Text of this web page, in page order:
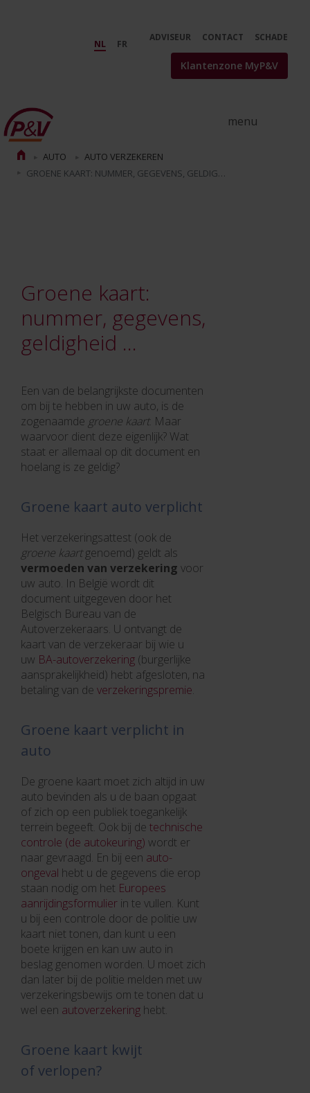
NL FR
ADVISEUR CONTACT SCHADE
Klantenzone MyP&V
AUTO
AUTO VERZEKEREN
GROENE KAART: NUMMER, GEGEVENS, GELDIGHEID…
Groene kaart:
nummer, gegevens,
geldigheid …
Een van de belangrijkste documenten
om bij te hebben in uw auto, is de
zogenaamde groene kaart. Maar
waarvoor dient deze eigenlijk? Wat
staat er allemaal op dit document en
hoelang is ze geldig?
Groene kaart auto verplicht
Het verzekeringsattest (ook de
groene kaart genoemd) geldt als
vermoeden van verzekering voor
uw auto. In België wordt dit
document uitgegeven door het
Belgisch Bureau van de
Autoverzekeraars. U ontvangt de
kaart van de verzekeraar bij wie u
uw BA-autoverzekering (burgerlijke
aansprakelijkheid) hebt afgesloten, na
betaling van de verzekeringspremie.
Groene kaart verplicht in
auto
De groene kaart moet zich altijd in uw
auto bevinden als u de baan opgaat
of zich op een publiek toegankelijk
terrein begeeft. Ook bij de technische
controle (de autokeuring) wordt er
naar gevraagd. En bij een auto-
ongeval hebt u de gegevens die erop
staan nodig om het Europees
aanrijdingsformulier in te vullen. Kunt
u bij een controle door de politie uw
kaart niet tonen, dan kunt u een
boete krijgen en kan uw auto in
beslag genomen worden. U moet zich
dan later bij de politie melden met uw
verzekeringsbewijs om te tonen dat u
wel een autoverzekering hebt.
Groene kaart kwijt
of verlopen?